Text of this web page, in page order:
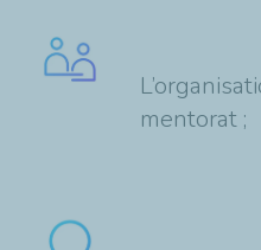
mentorat ;